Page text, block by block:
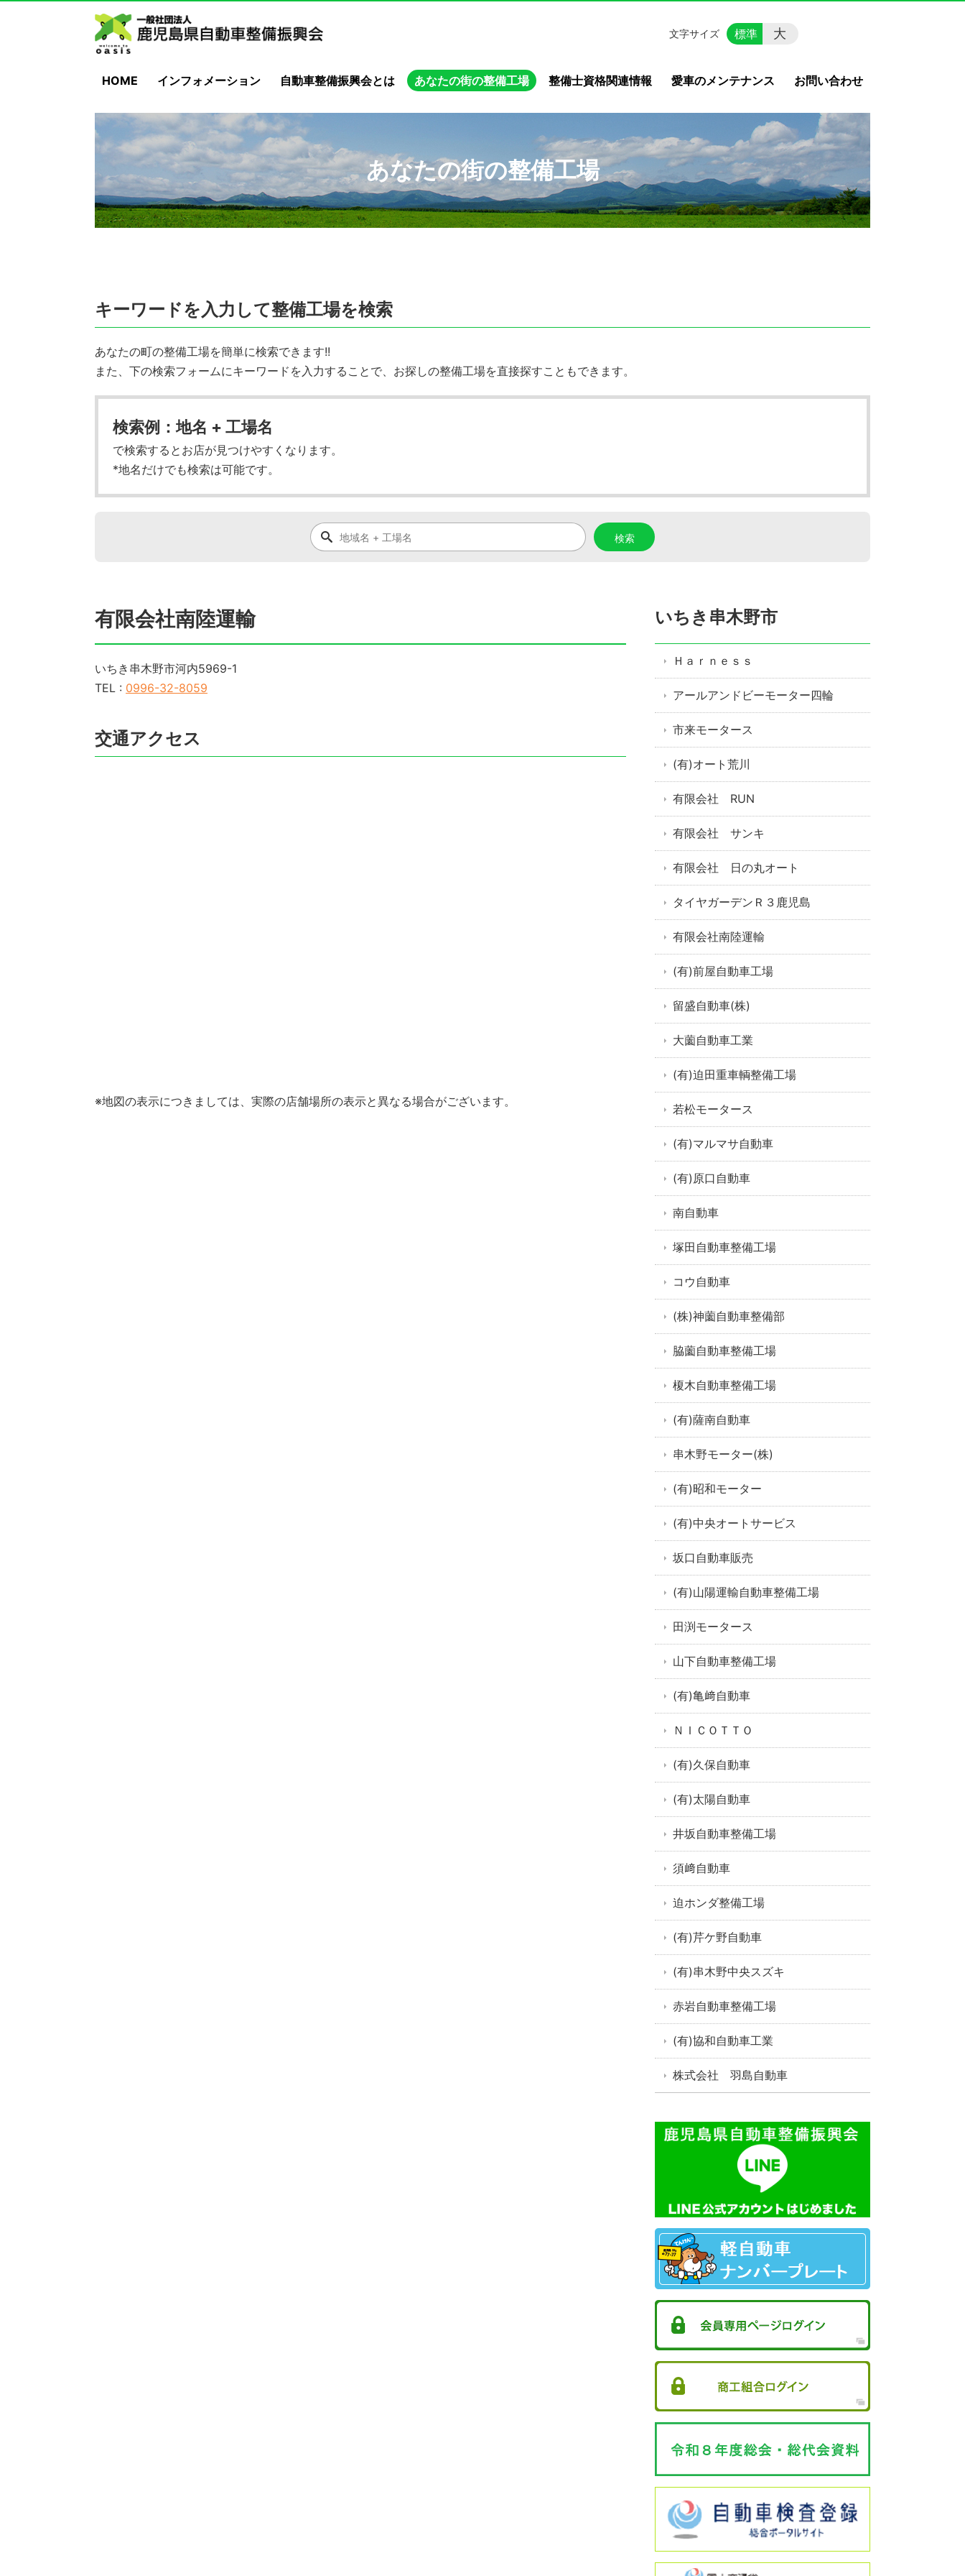
HOME インフォメーション 自動車整備振興会とは あなたの街の整備工場 整備士資格関連情報 愛車のメンテナンス お問い合わせ
文字サイズ 標準 大
あなたの街の整備工場
キーワードを入力して整備工場を検索
あなたの町の整備工場を簡単に検索できます!!
また、下の検索フォームにキーワードを入力することで、お探しの整備工場を直接探すこともできます。
検索例：地名 + 工場名
で検索するとお店が見つけやすくなります。
*地名だけでも検索は可能です。
有限会社南陸運輸
いちき串木野市河内5969-1
TEL : 0996-32-8059
交通アクセス
※地図の表示につきましては、実際の店舗場所の表示と異なる場合がございます。
いちき串木野市
Ｈａｒｎｅｓｓ
アールアンドビーモーター四輪
市来モータース
(有)オート荒川
有限会社 RUN
有限会社 サンキ
有限会社 日の丸オート
タイヤガーデンＲ３鹿児島
有限会社南陸運輸
(有)前屋自動車工場
留盛自動車(株)
大薗自動車工業
(有)迫田重車輌整備工場
若松モータース
(有)マルマサ自動車
(有)原口自動車
南自動車
塚田自動車整備工場
コウ自動車
(株)神薗自動車整備部
脇薗自動車整備工場
榎木自動車整備工場
(有)薩南自動車
串木野モーター(株)
(有)昭和モーター
(有)中央オートサービス
坂口自動車販売
(有)山陽運輸自動車整備工場
田渕モータース
山下自動車整備工場
(有)亀﨑自動車
ＮＩＣＯＴＴＯ
(有)久保自動車
(有)太陽自動車
井坂自動車整備工場
須﨑自動車
迫ホンダ整備工場
(有)芹ケ野自動車
(有)串木野中央スズキ
赤岩自動車整備工場
(有)協和自動車工業
株式会社 羽島自動車